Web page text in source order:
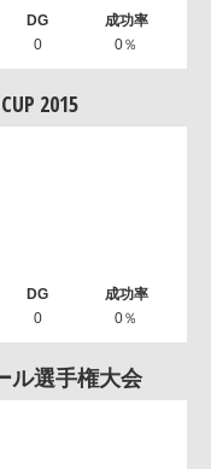
0 0％
2015
0 0％
ル選手権大会